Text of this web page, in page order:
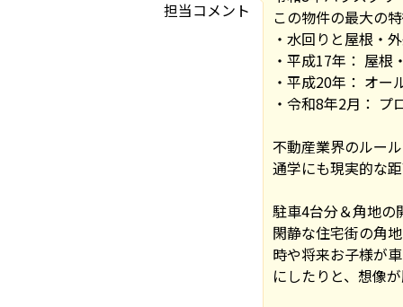
担当コメント
この物件の最大の
・水回りと屋根・
・平成17年： 屋
・平成20年： オ
・令和8年2月：
不動産業界のルー
通学にも現実的な
駐車4台分＆角地の
閑静な住宅街の角
時や将来お子様が
にしたりと、想像